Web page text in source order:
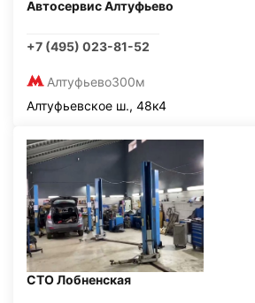
Автосервис Алтуфьево
+7 (495) 023-81-52
Алтуфьево300м
Алтуфьевское ш., 48к4
СТО Лобненская